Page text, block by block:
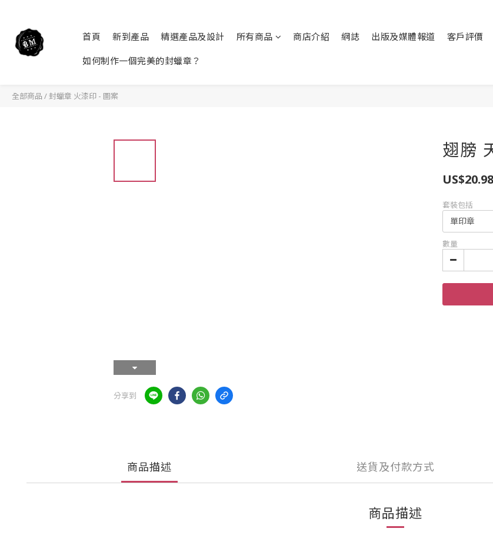
首頁 新到產品 精選產品及設計 所有商品 商店介紹 網誌 出版及媒體報道 客戶評價
如何制作一個完美的封蠟章？
全部商品 /封蠟章 火漆印 - 圖案
分享到
翅膀
US$20.98
套裝包括
數量
商品描述 送貨及付款方式
商品描述